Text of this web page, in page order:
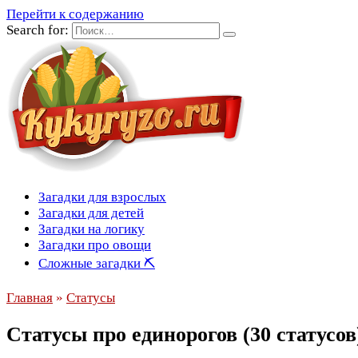
Перейти к содержанию
Search for:
Загадки для взрослых
Загадки для детей
Загадки на логику
Загадки про овощи
Сложные загадки ⛏
Главная » Статусы
Статусы про единорогов (30